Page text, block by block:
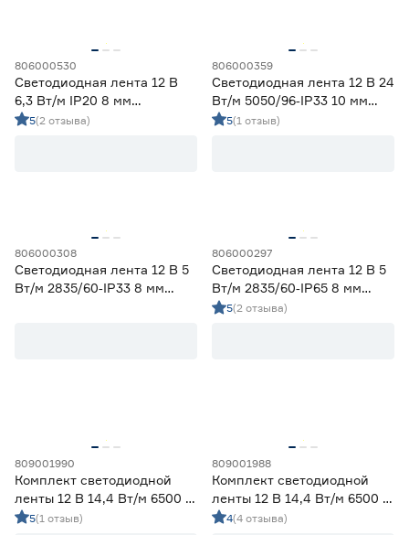
8
5
Ещё 11
Индекс цветопередачи (Ra)
Тип светодиода
Apeyron
Geniled
IEK
0
Navigator
Ещё 2
Страна производства
806000530
Светодиодная лента 12 В
6,3 Вт/м IP20 8 мм
холодный свет 5 м
5(2 отзыва)
806000359
Светодиодная лента 12 В 24
Вт/м 5050/96‑IP33 10 мм
мультиколор 5 м Geniled
5(1 отзыв)
806000308
Светодиодная лента 12 В 5
Вт/м 2835/60‑IP33 8 мм
806000297
Светодиодная лента 12 В 5
Вт/м 2835/60‑IP65 8 мм
теплый 5 м Geniled
5(2 отзыва)
809001990
Комплект светодиодной
ленты 12 В 14,4 Вт/м 6500 К
IP65 5050 5 м ЭРА
5(1 отзыв)
809001988
Комплект светодиодной
ленты 12 В 14,4 Вт/м 6500 К
IP20 5050 5 м ЭРА
4(4 отзыва)